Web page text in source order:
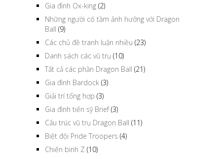
Gia đình Ox-king (2)
Những người có tầm ảnh hưởng với Dragon
Ball (9)
Các chủ đề tranh luận nhiều (23)
Danh sách các vũ trụ (10)
Tất cả các phần Dragon Ball (21)
Gia đình Bardock (3)
Giải trí tổng hợp (3)
Gia đình tiến sỹ Brief(3)
Cấu trúc vũ trụ Dragon Ball (11)
Biệt đội Pride Troopers (4)
Chiến binh Z (10)